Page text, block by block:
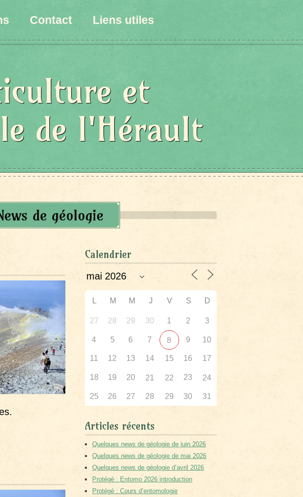
Contact Liens utiles
et
de l'Hérault
de géologie
Calendrier
L M M J V S D
27 28 29 30 1 2 3
4 5 6 7 8 9 10
11 12 13 14 15 16 17
18 19 20 21 22 23 24
25 26 27 28 29 30 31
Articles récents
Quelques news de géologie de juin 2026
Quelques news de géologie de mai 2026
Quelques news de géologie d’avril 2026
Protégé : Entomo 2026 introduction
Protégé : Cours d’entomologie